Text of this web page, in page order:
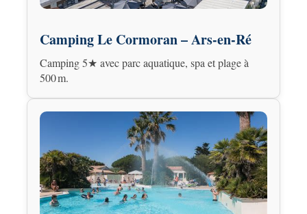
Camping Le Cormoran – Ars-en-Ré
Camping 5★ avec parc aquatique, spa et plage à
500 m.